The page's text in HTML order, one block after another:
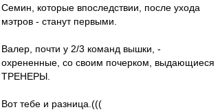
Семин, которые впоследствии, после ухода
мэтров - станут первыми.
Валер, почти у 2/3 команд вышки, -
охрененные, со своим почерком, выдающиеся
ТРЕНЕРЫ.
Вот тебе и разница.(((